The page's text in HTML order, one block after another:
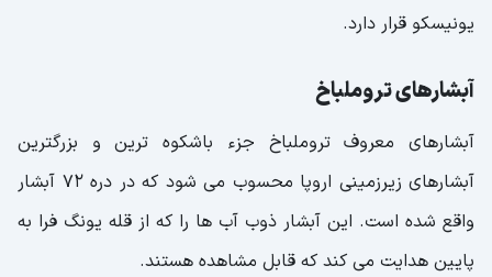
یونیسکو قرار دارد.
آبشارهای تروملباخ
آبشارهای معروف تروملباخ جزء باشکوه ترین و بزرگترین
آبشارهای زیرزمینی اروپا محسوب می شود که در دره 72 آبشار
واقع شده است. این آبشار ذوب آب ها را که از قله یونگ فرا به
پایین هدایت می کند که قابل مشاهده هستند.